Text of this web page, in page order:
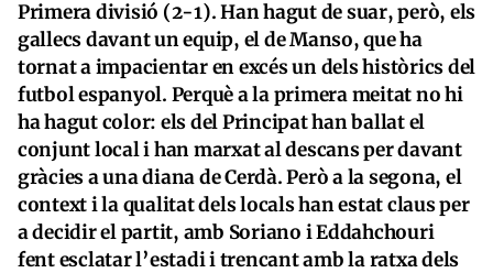
Primera divisió (2-1). Han hagut de suar, però, els
gallecs davant un equip, el de Manso, que ha
tornat a impacientar en excés un dels històrics del
futbol espanyol. Perquè a la primera meitat no hi
ha hagut color: els del Principat han ballat el
conjunt local i han marxat al descans per davant
gràcies a una diana de Cerdà. Però a la segona, el
context i la qualitat dels locals han estat claus per
a decidir el partit, amb Soriano i Eddahchouri
fent esclatar l’estadi i trencant amb la ratxa dels